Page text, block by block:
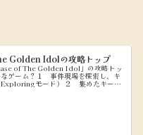
Golden Idolの攻略トップ
of The Golden Idol」の攻略トッ
なゲーム？１ 事件現場を探索し、キ
Exploringモード） ２ 集めたキーワ